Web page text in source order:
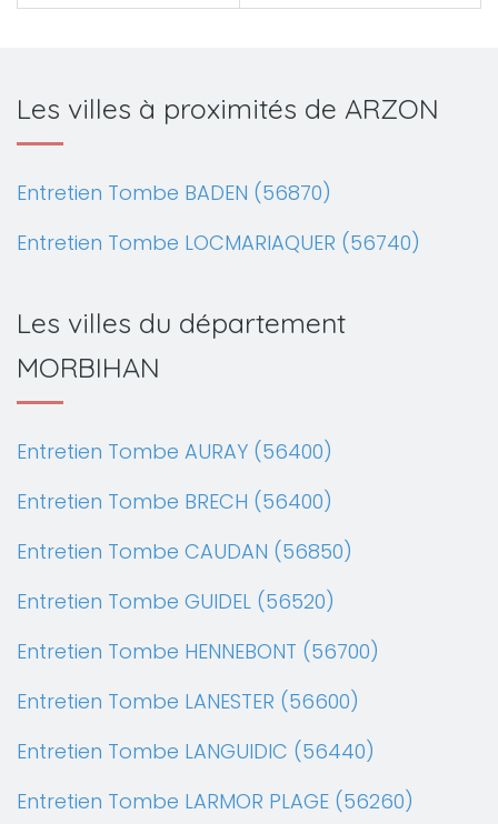
Les villes à proximités de ARZON
Entretien Tombe BADEN (56870)
Entretien Tombe LOCMARIAQUER (56740)
Les villes du département
MORBIHAN
Entretien Tombe AURAY (56400)
Entretien Tombe BRECH (56400)
Entretien Tombe CAUDAN (56850)
Entretien Tombe GUIDEL (56520)
Entretien Tombe HENNEBONT (56700)
Entretien Tombe LANESTER (56600)
Entretien Tombe LANGUIDIC (56440)
Entretien Tombe LARMOR PLAGE (56260)